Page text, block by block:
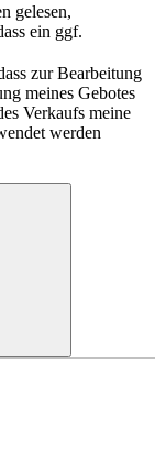
gelesen,
ein ggf.
zur Bearbeitung
meines Gebotes
Verkaufs meine
werden